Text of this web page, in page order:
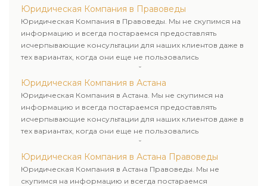
юридических лиц. Индивидуальный подход к каждому
клиенту.
Юридическая Компания в Правоведы
Юридическая Компания в Правоведы. Мы не скупимся на
информацию и всегда постараемся предоставлять
исчерпывающие консультации для наших клиентов даже в
тех вариантах, когда они еще не пользовались
юридическими услугами нашей компании.
Юридическая Компания в Астана
Юридическая Компания в Астана. Мы не скупимся на
информацию и всегда постараемся предоставлять
исчерпывающие консультации для наших клиентов даже в
тех вариантах, когда они еще не пользовались
юридическими услугами нашей компании.
Юридическая Компания в Астана Правоведы
Юридическая Компания в Астана Правоведы. Мы не
скупимся на информацию и всегда постараемся